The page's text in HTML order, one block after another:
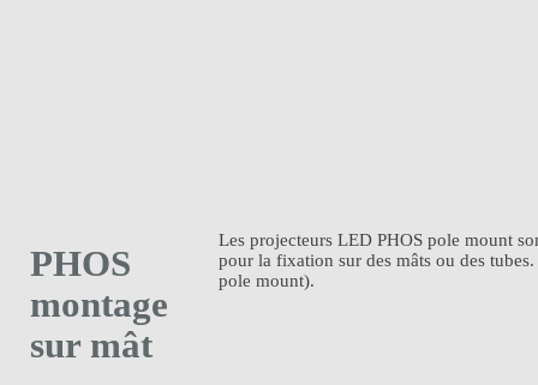
PHOS
montage
sur mât
Les projecteurs LED PHOS pole mount
pour la fixation sur des mâts ou des
pole mount).